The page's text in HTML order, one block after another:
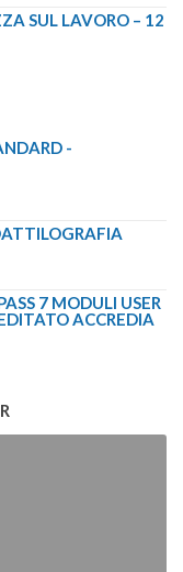
SUL LAVORO – 12
-
7 MODULI USER
ACCREDIA